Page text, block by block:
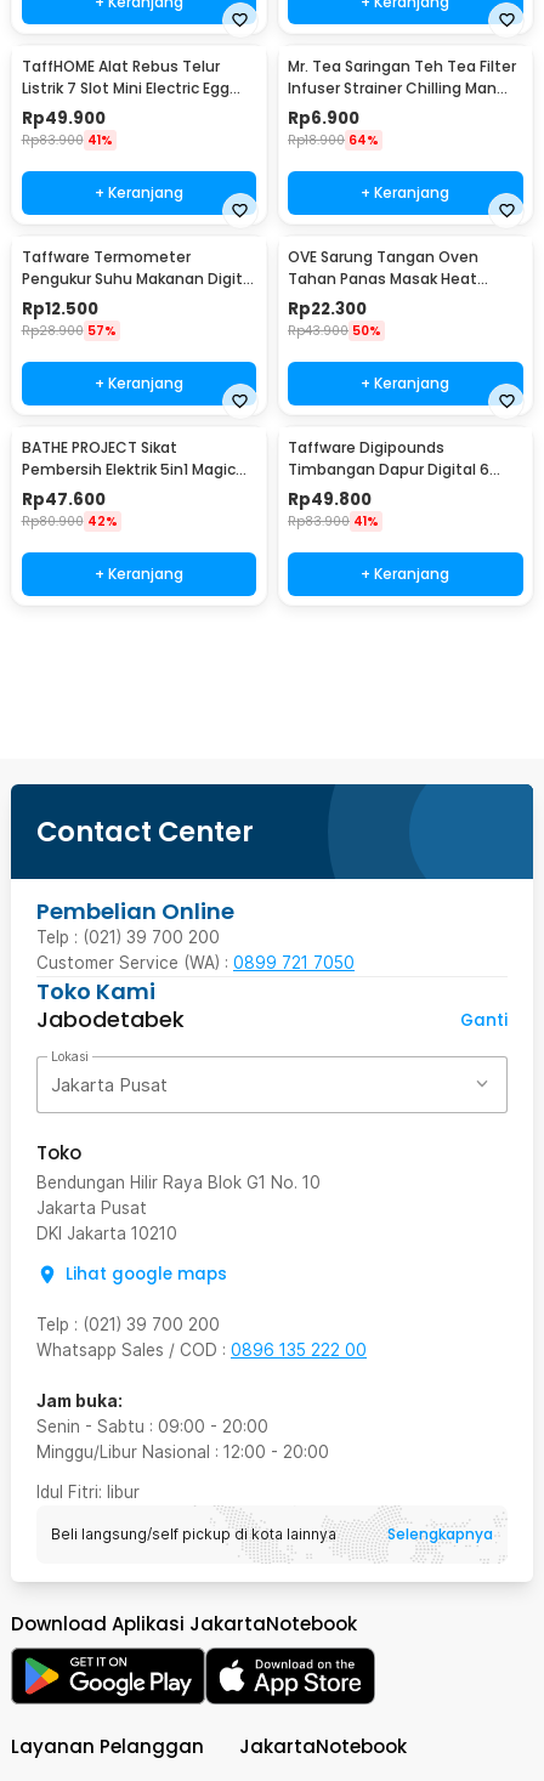
TaffHOME Alat Rebus Telur
Listrik 7 Slot Mini Electric Egg
Cooker 350W - YS-203
Rp49.900
Rp83.900 41%
+ Keranjang
Mr. Tea Saringan Teh Tea Filter
Infuser Strainer Chilling Man
Silicon - MR03
Rp6.900
Rp18.900 64%
+ Keranjang
Taffware Termometer
Pengukur Suhu Makanan Digital
Daging Kopi Susu - TP101
Rp12.500
Rp28.900 57%
+ Keranjang
OVE Sarung Tangan Oven
Tahan Panas Masak Heat
Resistant Gloves - 540F
Rp22.300
Rp43.900 50%
+ Keranjang
BATHE PROJECT Sikat
Pembersih Elektrik 5in1 Magic
Brush Rechargeable - WQ8110
Rp47.600
Rp80.900 42%
+ Keranjang
Taffware Digipounds
Timbangan Dapur Digital 6
Satuan 1kg 0.1g - i2000
Rp49.800
Rp83.900 41%
+ Keranjang
Contact Center
Pembelian Online
Telp : (021) 39 700 200
Customer Service (WA) : 0899 721 7050
Toko Kami
Jabodetabek
Ganti
Lokasi
Jakarta Pusat
Toko
Bendungan Hilir Raya Blok G1 No. 10
Jakarta Pusat
DKI Jakarta 10210
Lihat google maps
Telp : (021) 39 700 200
Whatsapp Sales / COD : 0896 135 222 00
Jam buka:
Senin - Sabtu : 09:00 - 20:00
Minggu/Libur Nasional : 12:00 - 20:00
Idul Fitri: libur
Beli langsung/self pickup di kota lainnya Selengkapnya
Download Aplikasi JakartaNotebook
Layanan Pelanggan JakartaNotebook